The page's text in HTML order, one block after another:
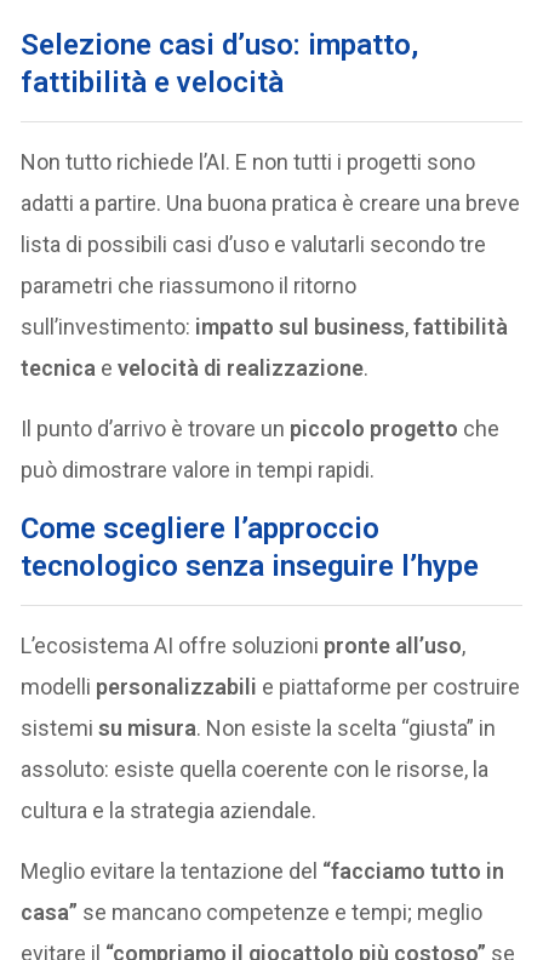
Selezione casi d’uso: impatto,
fattibilità e velocità
Non tutto richiede l’AI. E non tutti i progetti sono
adatti a partire. Una buona pratica è creare una breve
lista di possibili casi d’uso e valutarli secondo tre
parametri che riassumono il ritorno
sull’investimento: impatto sul business,fattibilità
tecnica evelocità di realizzazione.
Il punto d’arrivo è trovare un piccolo progetto che
può dimostrare valore in tempi rapidi.
Come scegliere l’approccio
tecnologico senza inseguire l’hype
L’ecosistema AI offre soluzioni pronte all’uso,
modelli personalizzabili e piattaforme per costruire
sistemisu misura. Non esiste la scelta “giusta” in
assoluto: esiste quella coerente con le risorse, la
cultura e la strategia aziendale.
Meglio evitare la tentazione del “facciamo tutto in
casa” se mancano competenze e tempi; meglio
evitare il “compriamo il giocattolo più costoso” se